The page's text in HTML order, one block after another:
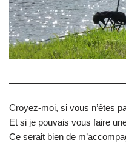
Croyez-moi, si vous n’êtes
Et si je pouvais vous faire
Ce serait bien de